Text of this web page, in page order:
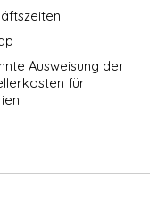
Ausweisung der
für